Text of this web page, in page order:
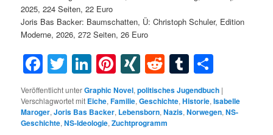
2025, 224 Seiten, 22 Euro
Joris Bas Backer: Baumschatten, Ü: Christoph Schuler, Edition
Moderne, 2026, 272 Seiten, 26 Euro
Facebook
Twitter
LinkedIn
Pinterest
XINGRedditTumblr
Veröffentlicht unterGraphic Novel,politisches Jugendbuch |
Verschlagwortet mit Eiche,Familie,Geschichte,Historie,Isabelle
Maroger,Joris Bas Backer, Lebensborn,Nazis,Norwegen,NS-
Geschichte,NS-Ideologie,Zuchtprogramm